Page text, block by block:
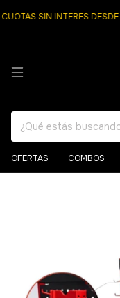
SIN INTERES DESDE
OFERTAS COMBOS